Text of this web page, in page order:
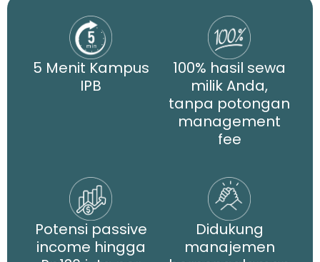
5 Menit Kampus
IPB
100% hasil sewa
milik Anda,
tanpa potongan
management
fee
Potensi passive
income hingga
Didukung
manajemen